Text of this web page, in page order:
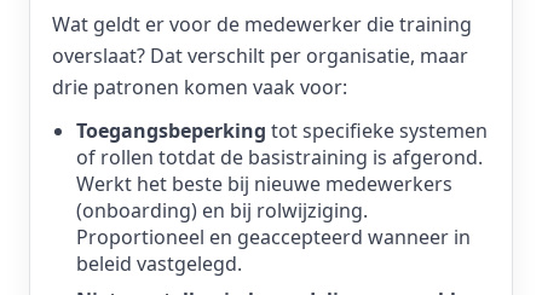
Wat geldt er voor de medewerker die training
overslaat? Dat verschilt per organisatie, maar
drie patronen komen vaak voor:
Toegangsbeperking tot specifieke systemen
of rollen totdat de basistraining is afgerond.
Werkt het beste bij nieuwe medewerkers
(onboarding) en bij rolwijziging.
Proportioneel en geaccepteerd wanneer in
beleid vastgelegd.